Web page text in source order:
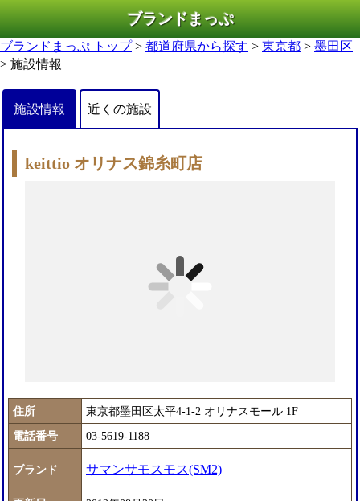
ブランドまっぷ
ブランドまっぷ トップ> 都道府県から探す > 東京都 > 墨田区
> 施設情報
施設情報 近くの施設
keittio オリナス錦糸町店
住所
東京都墨田区太平4-1-2 オリナスモール 1F
電話番号
03-5619-1188
ブランド サマンサモスモス(SM2)